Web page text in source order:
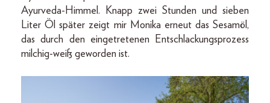
Ayurveda-Himmel. Knapp zwei Stunden und sieben
Liter Öl später zeigt mir Monika erneut das Sesamöl,
das durch den eingetretenen Entschlackungsprozess
milchig-weiß geworden ist.